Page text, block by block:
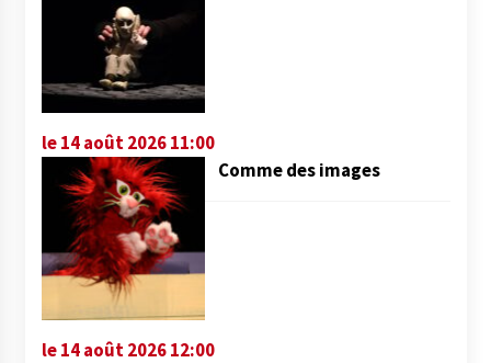
le 14 août 2026 11:00
Comme des images
le 14 août 2026 12:00